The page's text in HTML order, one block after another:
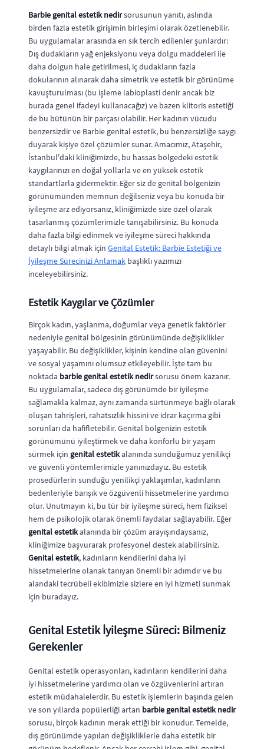
Barbie genital estetik nedirsorusunun yanıtı, aslında
birden fazla estetik girişimin birleşimi olarak özetlenebilir.
Bu uygulamalar arasında en sık tercih edilenler şunlardır:
Dış dudakların yağ enjeksiyonu veya dolgu maddeleri ile
daha dolgun hale getirilmesi, iç dudakların fazla
dokularının alınarak daha simetrik ve estetik bir görünüme
kavuşturulması (bu işleme labioplasti denir ancak biz
burada genel ifadeyi kullanacağız) ve bazen klitoris estetiği
de bu bütünün bir parçası olabilir. Her kadının vücudu
benzersizdir ve Barbie genital estetik, bu benzersizliğe saygı
duyarak kişiye özel çözümler sunar. Amacımız, Ataşehir,
İstanbul'daki kliniğimizde, bu hassas bölgedeki estetik
kaygılarınızı en doğal yollarla ve en yüksek estetik
standartlarla gidermektir. Eğer siz de genital bölgenizin
görünümünden memnun değilseniz veya bu konuda bir
iyileşme arz ediyorsanız, kliniğimizde size özel olarak
tasarlanmış çözümlerimizle tanışabilirsiniz. Bu konuda
daha fazla bilgi edinmek ve iyileşme süreci hakkında
detaylı bilgi almak için Genital Estetik: Barbie Estetiği ve
İyileşme Sürecinizi Anlamak başlıklı yazımızı
inceleyebilirsiniz.
Estetik Kaygılar ve Çözümler
Birçok kadın, yaşlanma, doğumlar veya genetik faktörler
nedeniyle genital bölgesinin görünümünde değişiklikler
yaşayabilir. Bu değişiklikler, kişinin kendine olan güvenini
ve sosyal yaşamını olumsuz etkileyebilir. İşte tam bu
noktada barbie genital estetik nedirsorusu önem kazanır.
Bu uygulamalar, sadece dış görünümde bir iyileşme
sağlamakla kalmaz, aynı zamanda sürtünmeye bağlı olarak
oluşan tahrişleri, rahatsızlık hissini ve idrar kaçırma gibi
sorunları da hafifletebilir. Genital bölgenizin estetik
görünümünü iyileştirmek ve daha konforlu bir yaşam
sürmek için genital estetikalanında sunduğumuz yenilikçi
ve güvenli yöntemlerimizle yanınızdayız. Bu estetik
prosedürlerin sunduğu yenilikçi yaklaşımlar, kadınların
bedenleriyle barışık ve özgüvenli hissetmelerine yardımcı
olur. Unutmayın ki, bu tür bir iyileşme süreci, hem fiziksel
hem de psikolojik olarak önemli faydalar sağlayabilir. Eğer
genital estetikalanında bir çözüm arayışındaysanız,
kliniğimize başvurarak profesyonel destek alabilirsiniz.
Genital estetik, kadınların kendilerini daha iyi
hissetmelerine olanak tanıyan önemli bir adımdır ve bu
alandaki tecrübeli ekibimizle sizlere en iyi hizmeti sunmak
için buradayız.
Genital Estetik İyileşme Süreci: Bilmeniz
Gerekenler
Genital estetik operasyonları, kadınların kendilerini daha
iyi hissetmelerine yardımcı olan ve özgüvenlerini artıran
estetik müdahalelerdir. Bu estetik işlemlerin başında gelen
ve son yıllarda popülerliği artan barbie genital estetik nedir
sorusu, birçok kadının merak ettiği bir konudur. Temelde,
dış görünümde yapılan değişikliklerle daha estetik bir